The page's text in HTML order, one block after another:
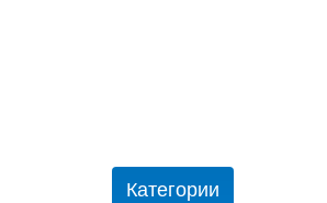
Категории